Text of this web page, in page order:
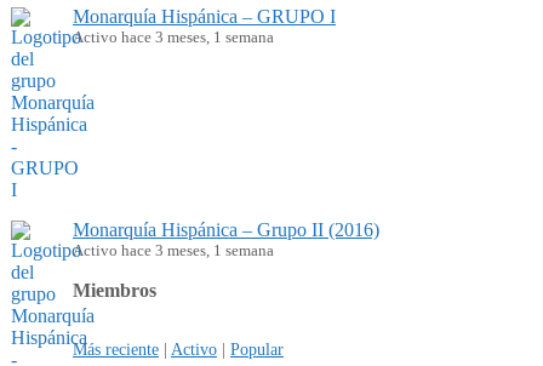
Monarquía Hispánica – GRUPO I
Activo hace 3 meses, 1 semana
Monarquía Hispánica – Grupo II (2016)
Activo hace 3 meses, 1 semana
Miembros
Más reciente | Activo | Popular